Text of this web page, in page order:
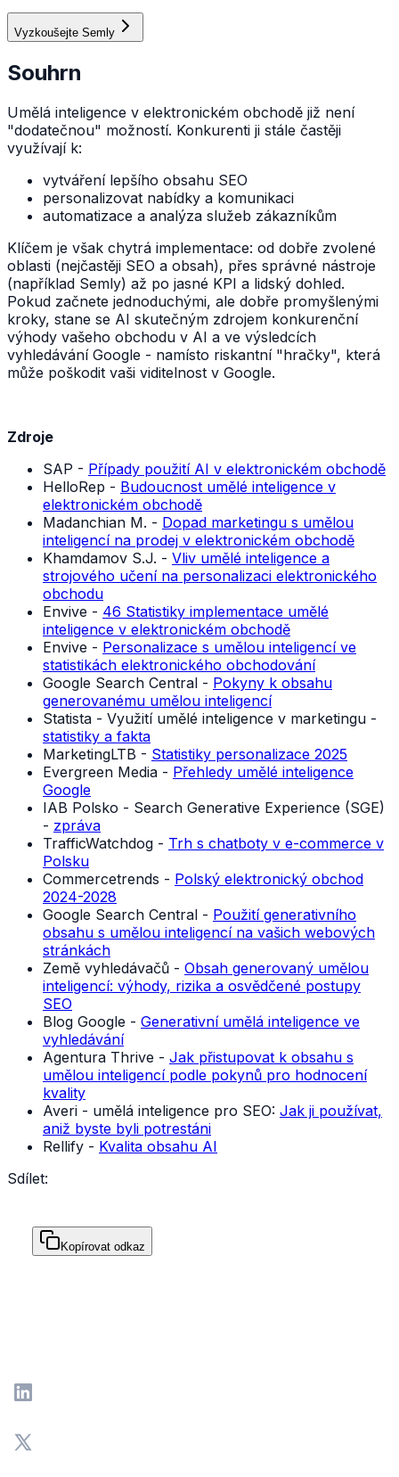
Vyzkoušejte Semly
Souhrn
Umělá inteligence v elektronickém obchodě již není
"dodatečnou" možností. Konkurenti ji stále častěji
využívají k:
vytváření lepšího obsahu SEO
personalizovat nabídky a komunikaci
automatizace a analýza služeb zákazníkům
Klíčem je však chytrá implementace: od dobře zvolené
oblasti (nejčastěji SEO a obsah), přes správné nástroje
(například Semly) až po jasné KPI a lidský dohled.
Pokud začnete jednoduchými, ale dobře promyšlenými
kroky, stane se AI skutečným zdrojem konkurenční
výhody vašeho obchodu v AI a ve výsledcích
vyhledávání Google - namísto riskantní "hračky", která
může poškodit vaši viditelnost v Google.
Zdroje
SAP - Případy použití AI v elektronickém obchodě
HelloRep - Budoucnost umělé inteligence v
elektronickém obchodě
Madanchian M. - Dopad marketingu s umělou
inteligencí na prodej v elektronickém obchodě
Khamdamov S.J. - Vliv umělé inteligence a
strojového učení na personalizaci elektronického
obchodu
Envive - 46 Statistiky implementace umělé
inteligence v elektronickém obchodě
Envive - Personalizace s umělou inteligencí ve
statistikách elektronického obchodování
Google Search Central - Pokyny k obsahu
generovanému umělou inteligencí
Statista - Využití umělé inteligence v marketingu -
statistiky a fakta
MarketingLTB - Statistiky personalizace 2025
Evergreen Media - Přehledy umělé inteligence
Google
IAB Polsko - Search Generative Experience (SGE)
- zpráva
TrafficWatchdog - Trh s chatboty v e-commerce v
Polsku
Commercetrends - Polský elektronický obchod
2024-2028
Google Search Central - Použití generativního
obsahu s umělou inteligencí na vašich webových
stránkách
Země vyhledávačů - Obsah generovaný umělou
inteligencí: výhody, rizika a osvědčené postupy
SEO
Blog Google - Generativní umělá inteligence ve
vyhledávání
Agentura Thrive - Jak přistupovat k obsahu s
umělou inteligencí podle pokynů pro hodnocení
kvality
Averi - umělá inteligence pro SEO: Jak ji používat,
aniž byste byli potrestáni
Rellify - Kvalita obsahu AI
Sdílet:
Kopírovat odkaz